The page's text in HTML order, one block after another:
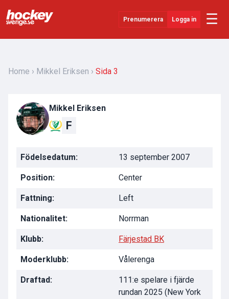
Prenumerera Logga in ☰
YouTube
Evenemang
Övrigt
Home Mikkel Eriksen Sida 3
Mikkel Eriksen
F
Födelsedatum: 13 september 2007
Position: Center
Fattning: Left
Nationalitet: Norrman
Klubb: Färjestad BK
Moderklubb: Vålerenga
Draftad:
111:e spelare i fjärde
rundan 2025 (New York